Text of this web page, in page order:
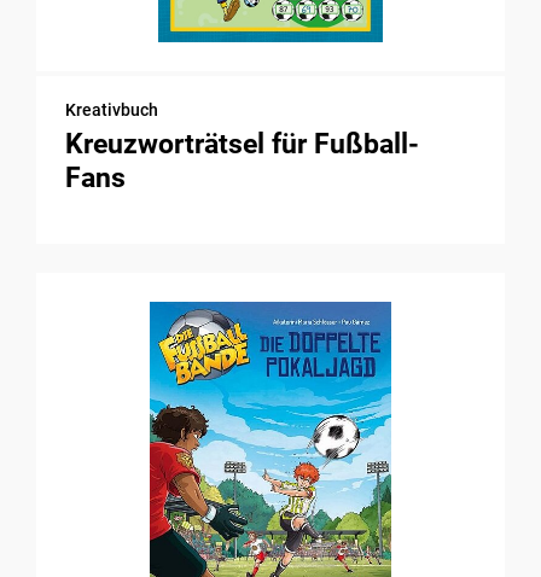
Kreativbuch
Kreuzworträtsel für Fußball-
Fans